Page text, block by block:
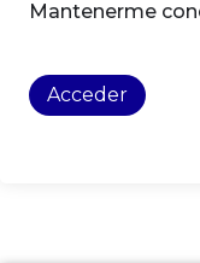
Mantenerme
Acceder